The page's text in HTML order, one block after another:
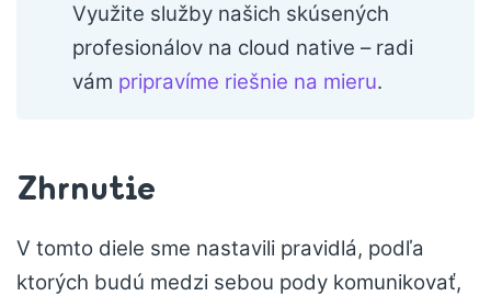
Využite služby našich skúsených
profesionálov na cloud native – radi
vám pripravíme riešnie na mieru.
Zhrnutie
V tomto diele sme nastavili pravidlá, podľa
ktorých budú medzi sebou pody komunikovať,